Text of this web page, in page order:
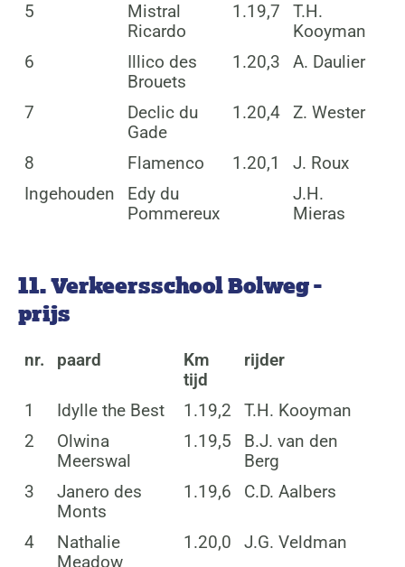
5
Mistral
Ricardo
1.19,7
T.H.
Kooyman
6
Illico des
Brouets
1.20,3 A. Daulier
7
Declic du
Gade
1.20,4 Z. Wester
8 Flamenco 1.20,1
J. Roux
Ingehouden
Edy du
Pommereux
J.H.
Mieras
11. Verkeersschool Bolweg -
prijs
nr. paard
Km
tijd
rijder
1 Idylle the Best 1.19,2
T.H. Kooyman
2
Olwina
Meerswal
1.19,5
B.J. van den
Berg
3
Janero des
Monts
1.19,6 C.D. Aalbers
4
Nathalie
Meadow
1.20,0 J.G. Veldman